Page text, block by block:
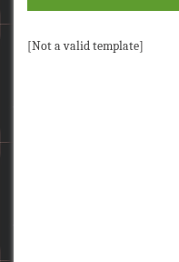
[Not a valid template]